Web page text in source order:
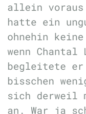
allein voraus
hatte ein
ohnehin
wenn
begleitete
bisschen
sich derweil
an. War ja